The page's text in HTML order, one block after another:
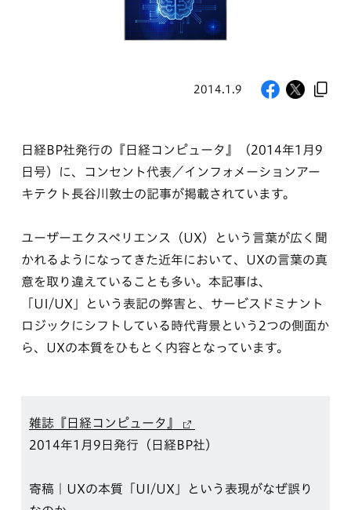
2014.1.9
日経BP社発行の『日経コンピュータ』（2014年1月9
日号）に、コンセント代表／インフォメーションアー
キテクト長谷川敦士の記事が掲載されています。
ユーザーエクスペリエンス（UX）という言葉が広く聞
かれるようになってきた近年において、UXの言葉の真
意を取り違えていることも多い。本記事は、
「UI/UX」という表記の弊害と、サービスドミナント
ロジックにシフトしている時代背景という2つの側面か
ら、UXの本質をひもとく内容となっています。
雑誌『日経コンピュータ』
2014年1月9日発行（日経BP社）
寄稿｜UXの本質「UI/UX」という表現がなぜ誤り